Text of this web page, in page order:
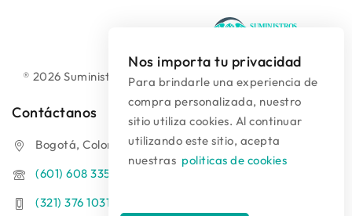
® 2026 Suministros Médicos Diseño web: colguía.com.co
Contáctanos
Bogotá, Colombia
(601) 608 3354
(321) 376 1031 - (313) 289 9910
Nos importa tu privacidad
Para brindarle una experiencia de
compra personalizada, nuestro
sitio utiliza cookies. Al continuar
utilizando este sitio, acepta
nuestras politicas de cookies